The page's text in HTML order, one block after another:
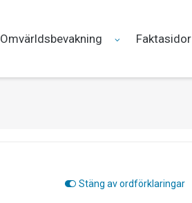
Omvärldsbevakning Faktasidor
Stäng av ordförklaringar